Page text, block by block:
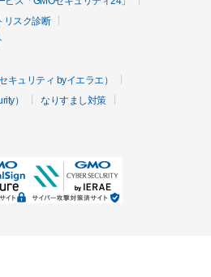
リスク診断
キュリティ byイエラエ）
）
なりすまし対策